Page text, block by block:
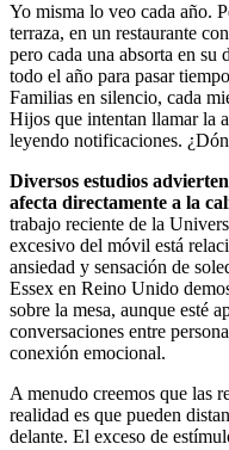
Yo misma lo veo cada año.
terraza, en un restaurante
pero cada una absorta en su
todo el año para pasar
Familias en silencio, cada
Hijos que intentan llamar la
leyendo notificaciones.
Diversos estudios
afecta directamente a la
trabajo reciente de la
excesivo del móvil está
ansiedad y sensación de
Essex en Reino Unido
sobre la mesa, aunque esté
conversaciones entre
conexión emocional.
A menudo creemos que las
realidad es que pueden
delante. El exceso de